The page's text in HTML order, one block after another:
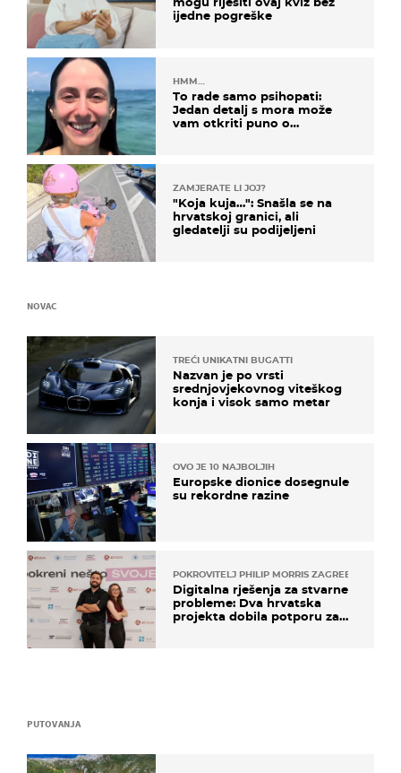
ijedne pogreške
HMM…
To rade samo psihopati:
Jedan detalj s mora može
vam otkriti puno o
ZAMJERATE LI JOJ?
"Koja kuja…": Snašla se na
hrvatskoj granici, ali
gledatelji su podijeljeni
PUTOVANJA
NOVAC
TREĆI UNIKATNI BUGATTI
Nazvan je po vrsti
srednjovjekovnog viteškog
konja i visok samo metar
OVO JE 10 NAJBOLJIH
Europske dionice dosegnule
su rekordne razine
POKROVITELJ PHILIP MORRIS ZAGREB
Digitalna rješenja za stvarne
probleme: Dva hrvatska
projekta dobila potporu za